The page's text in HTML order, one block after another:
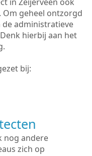
geheel ontzorgd
administratieve
hierbij aan het
bij:
nog andere
zich op